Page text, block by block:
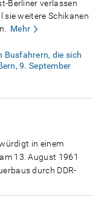
Berliner verlassen
sie weitere Schikanen
Mehr
Busfahrern, die sich
9. September
in einem
13. August 1961
durch DDR-